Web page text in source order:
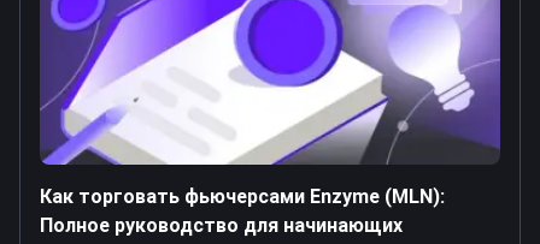
Как торговать фьючерсами Enzyme (MLN):
Полное руководство для начинающих